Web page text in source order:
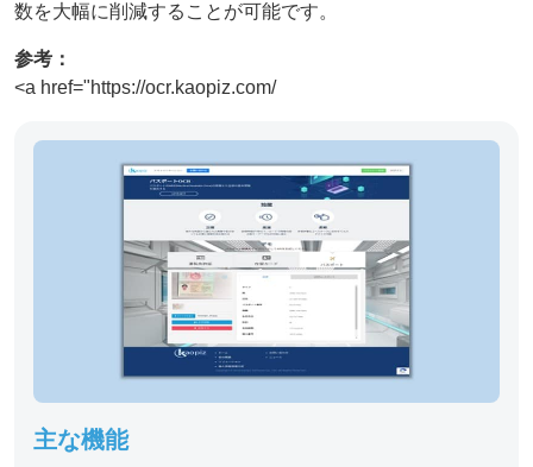
数を大幅に削減することが可能です。
参考：
<a href="https://ocr.kaopiz.com/
主な機能